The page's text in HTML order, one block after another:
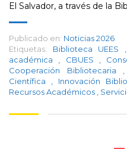
El Salvador, a través de la
Publicado en: Noticias 2026
Etiquetas:
Biblioteca UEES
académica
CBUES
Cooperación Bibliotecaria
Científica
Innovación
Recursos Académicos